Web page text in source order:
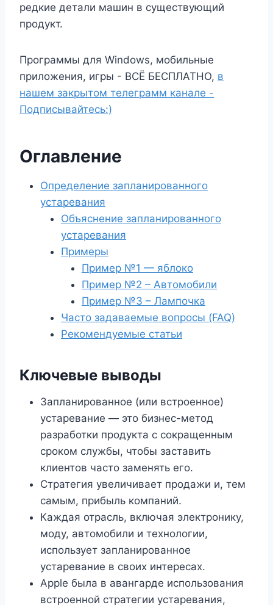
редкие детали машин в существующий
продукт.
Программы для Windows, мобильные
приложения, игры - ВСЁ БЕСПЛАТНО, в
нашем закрытом телеграмм канале -
Подписывайтесь:)
Оглавление
Определение запланированного
устаревания
Объяснение запланированного
устаревания
Примеры
Пример №1 — яблоко
Пример №2 – Автомобили
Пример №3 – Лампочка
Часто задаваемые вопросы (FAQ)
Рекомендуемые статьи
Ключевые выводы
Запланированное (или встроенное)
устаревание — это бизнес-метод
разработки продукта с сокращенным
сроком службы, чтобы заставить
клиентов часто заменять его.
Стратегия увеличивает продажи и, тем
самым, прибыль компаний.
Каждая отрасль, включая электронику,
моду, автомобили и технологии,
использует запланированное
устаревание в своих интересах.
Apple была в авангарде использования
встроенной стратегии устаревания,